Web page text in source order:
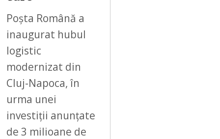
Poșta Română a
inaugurat hubul
logistic
modernizat din
Cluj-Napoca, în
urma unei
investiții anunțate
de 3 milioane de